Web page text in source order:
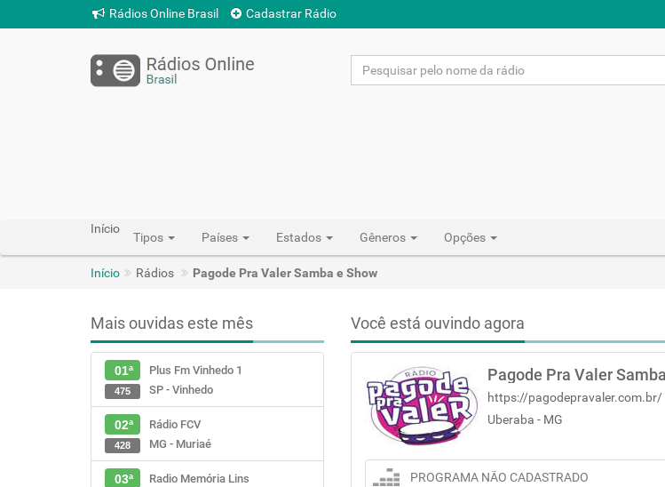
Rádios Online Brasil Cadastrar Rádio
Início
Tipos Países Estados Gêneros Opções
Início Rádios Pagode Pra Valer Samba e Show
Mais ouvidas este mês
01ª
Plus Fm Vinhedo 1
SP - Vinhedo
475
02ª
Rádio FCV
MG - Muriaé
428
03ª
Radio Memória Lins
Você está ouvindo agora
https://pagodepravaler.com.br/
Uberaba - MG
PROGRAMA NÃO CADASTRADO